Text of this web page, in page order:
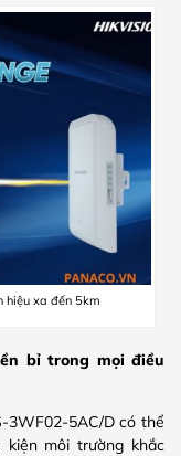
hiệu xa đến 5km
bỉ trong mọi điều
3WF02-5AC/D có thể
môi trường khắc